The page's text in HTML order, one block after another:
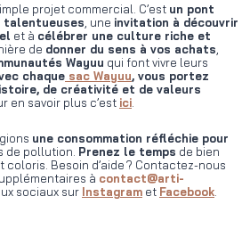
projet commercial. C’est un pont
talentueuses , une invitation à découvrir
et à célébrer une culture riche et
de donner du sens à vos achats
Wayuu qui font vivre leurs
chaque sac Wayuu, vous portez
de créativité et de valeurs
en savoir plus c’est ici
une consommation réfléchie pour
de pollution. Prenez le temps de bien
Besoin d’aide ? Contactez-nous
à contact@arti-
sociaux sur Instagram et Facebook.